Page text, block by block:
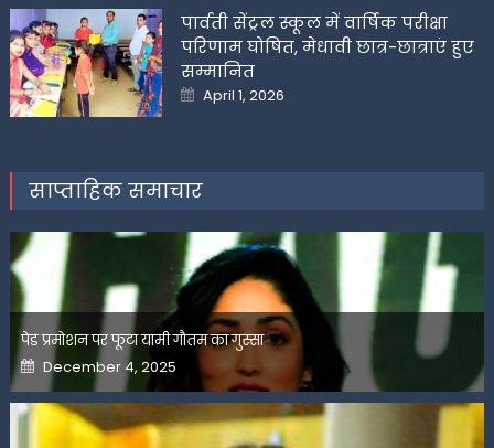
पार्वती सेंट्रल स्कूल में वार्षिक परीक्षा
परिणाम घोषित, मेधावी छात्र-छात्राएं हुए
सम्मानित
Posted
on
April 1, 2026
साप्ताहिक समाचार
पेड प्रमोशन पर फूटा यामी गौतम का गुस्सा
Posted
on
December 4, 2025